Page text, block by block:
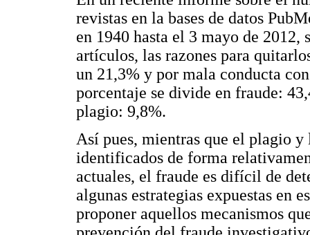
revistas en la bases de datos
en 1940 hasta el 3 mayo de
artículos, las razones para
un 21,3% y por mala conducta
porcentaje se divide en fraude:
plagio: 9,8%.
Así pues, mientras que el plagio y
identificados de forma
actuales, el fraude es difícil de
algunas estrategias expuestas en
proponer aquellos mecanismos